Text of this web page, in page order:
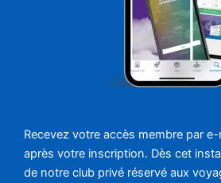
Recevez votre accès membre par
après votre inscription. Dès cet
de notre club privé réservé aux